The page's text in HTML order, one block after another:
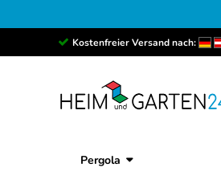
Kostenfreier Versand nach:
Pergola